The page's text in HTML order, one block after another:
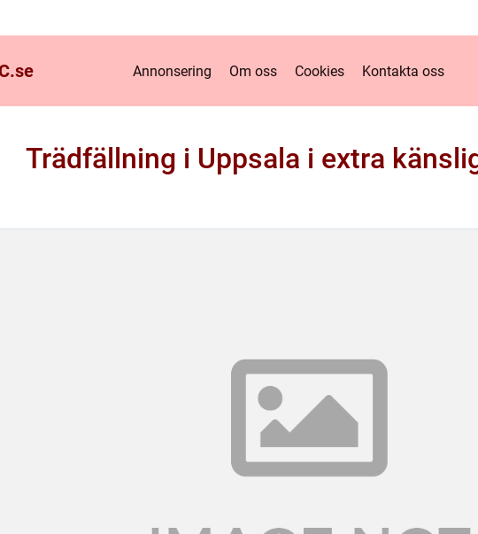
se Annonsering Om oss Cookies Kontakta oss
Trädfällning i Uppsala i extra